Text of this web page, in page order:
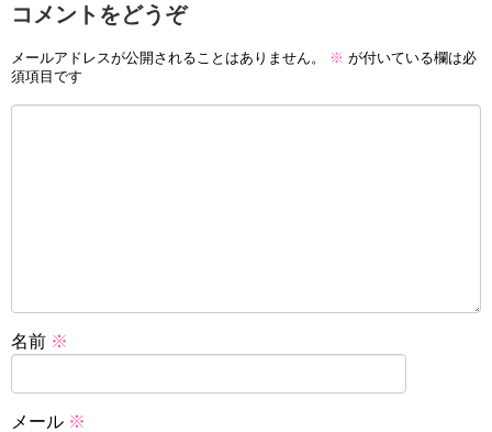
コメントをどうぞ
メールアドレスが公開されることはありません。 ※ が付いている欄は必
須項目です
名前 ※
メール ※